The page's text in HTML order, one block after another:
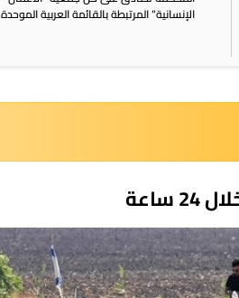
الإنسانية” المرتبطة بالقائمة العربية الموحدة